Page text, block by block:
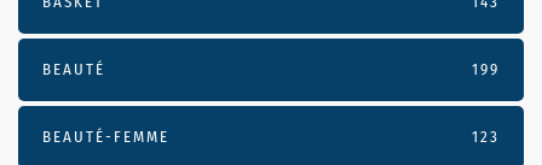
BEAUTÉ 199
BEAUTÉ-FEMME 123